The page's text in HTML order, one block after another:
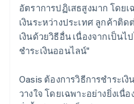
อัตราการปฏิเสธสูงมาก โดย
เงินระหว่างประเทศ ลูกค้าติ
เงินด้วยวิธีอื่น เนื่องจากเป็น
ชำระเงินออนไลน์"
Oasis ต้องการวิธีการชำระเ
วางใจ โดยเฉพาะอย่างยิ่งเ